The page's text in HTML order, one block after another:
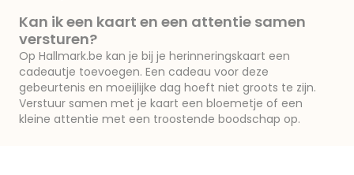
Kan ik een kaart en een attentie samen
versturen?
Op Hallmark.be kan je bij je herinneringskaart een
cadeautje toevoegen. Een cadeau voor deze
gebeurtenis en moeijlijke dag hoeft niet groots te zijn.
Verstuur samen met je kaart een bloemetje of een
kleine attentie met een troostende boodschap op.